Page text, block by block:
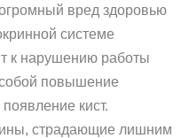
вред здоровью
системе
к нарушению работы
собой повышение
кист.
страдающие лишним